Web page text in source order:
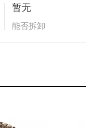
暂无
能否拆卸